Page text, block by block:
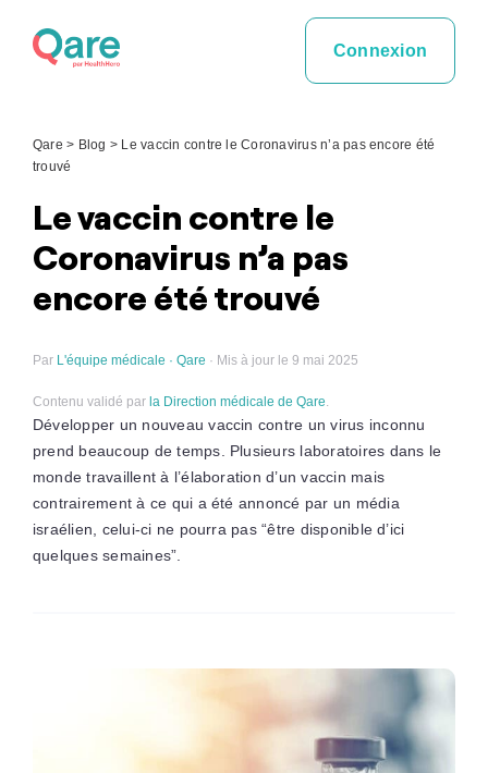
Connexion
Qare > Blog > Le vaccin contre le Coronavirus n’a pas encore été
trouvé
Le vaccin contre le
Coronavirus n’a pas
encore été trouvé
Par L'équipe médicale · Qare · Mis à jour le 9 mai 2025
Contenu validé par la Direction médicale de Qare.
Développer un nouveau vaccin contre un virus inconnu
prend beaucoup de temps. Plusieurs laboratoires dans le
monde travaillent à l’élaboration d’un vaccin mais
contrairement à ce qui a été annoncé par un média
israélien, celui-ci ne pourra pas “être disponible d’ici
quelques semaines”.